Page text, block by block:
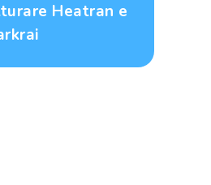
Heatran e